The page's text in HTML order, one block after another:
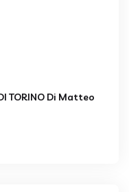
TORINO Di Matteo